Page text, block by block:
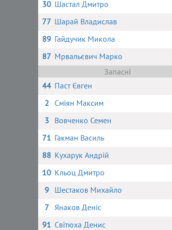
30 Шастал Дмитро
77 Шарай Владислав
89 Гайдучик Микола
87 Мрвальєвич Марко
Запасні
44 Паст Євген
2
Сміян Максим
3
Вовченко Семен
71 Гакман Василь
88 Кухарук Андрій
10 Кльоц Дмитро
9
Шестаков Михайло
7 Янаков Деніс
91 Світюха Денис